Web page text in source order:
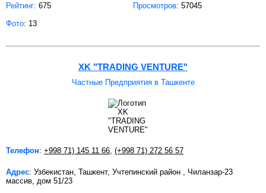
Рейтинг: 675 Просмотров: 57045
Фото: 13
XK "TRADING VENTURE"
Частные Предприятия в Ташкенте
Телефон: +998 71) 145 11 66 (+998 71) 272 56 57
Адрес: Узбекистан, Ташкент, Учтепинский район , Чиланзар-23
массив, дом 51/23